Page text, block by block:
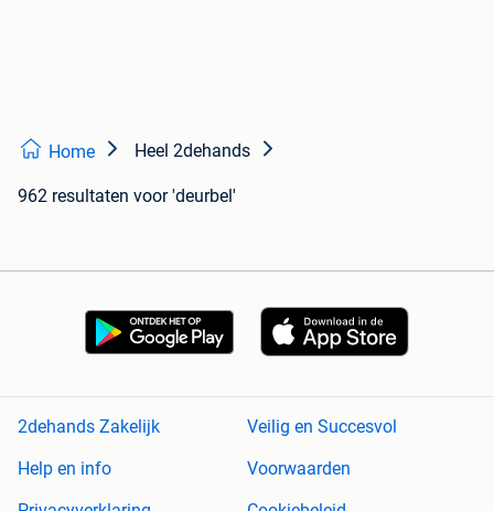
Home Heel 2dehands
962 resultaten voor 'deurbel'
2dehands Zakelijk
Veilig en Succesvol
Help en info
Voorwaarden